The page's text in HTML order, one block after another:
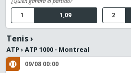
1,09
1 2
Tenis›
ATP › ATP 1000 - Montreal
09/08 00:00